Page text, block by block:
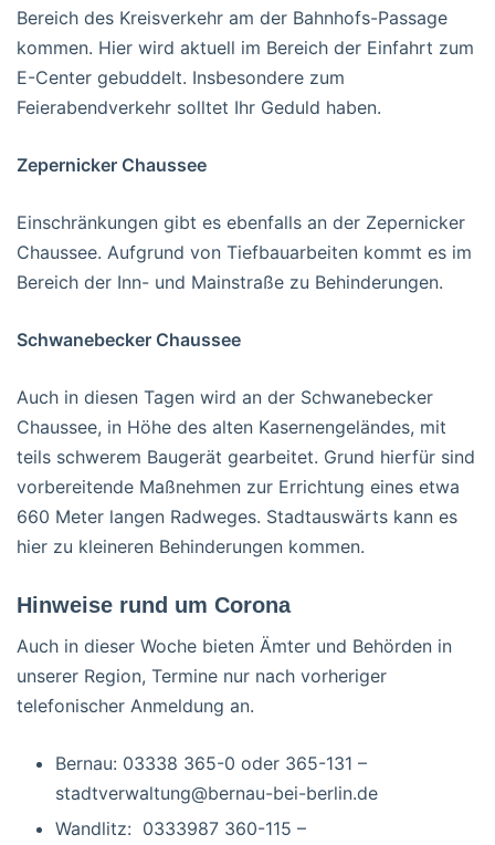
Bereich des Kreisverkehr am der Bahnhofs-Passage
kommen. Hier wird aktuell im Bereich der Einfahrt zum
E-Center gebuddelt. Insbesondere zum
Feierabendverkehr solltet Ihr Geduld haben.
Zepernicker Chaussee
Einschränkungen gibt es ebenfalls an der Zepernicker
Chaussee. Aufgrund von Tiefbauarbeiten kommt es im
Bereich der Inn- und Mainstraße zu Behinderungen.
Schwanebecker Chaussee
Auch in diesen Tagen wird an der Schwanebecker
Chaussee, in Höhe des alten Kasernengeländes, mit
teils schwerem Baugerät gearbeitet. Grund hierfür sind
vorbereitende Maßnehmen zur Errichtung eines etwa
660 Meter langen Radweges. Stadtauswärts kann es
hier zu kleineren Behinderungen kommen.
Hinweise rund um Corona
Auch in dieser Woche bieten Ämter und Behörden in
unserer Region, Termine nur nach vorheriger
telefonischer Anmeldung an.
Bernau: 03338 365-0 oder 365-131 –
stadtverwaltung@bernau-bei-berlin.de
Wandlitz: 0333987 360-115 –